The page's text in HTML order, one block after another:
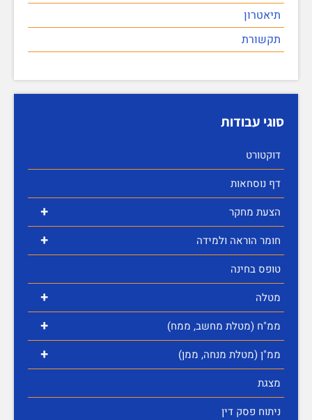
תיאטרון
תקשורת
סוגי עבודות
דוקטורט
דף נוסחאות
+ הצעת מחקר
+
חומר הוראה ולמידה
טופס בחינה
+ מטלה
+ ממ"ח (מטלת מחשב, ממח)
+
ממ"ן (מטלת מנחה, ממן)
מצגת
ניתוח פסק דין